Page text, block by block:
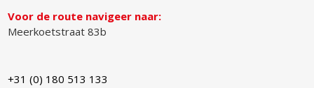
Voor de route navigeer naar:
Meerkoetstraat 83b
+31 (0) 180 513 133